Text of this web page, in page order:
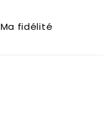
Ma fidélité